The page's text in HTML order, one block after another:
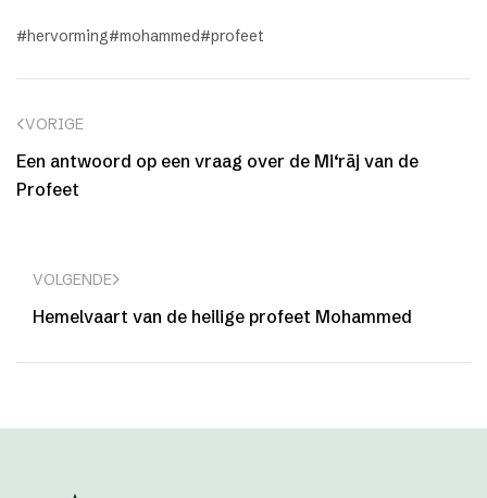
hervorming mohammed profeet
VORIGE
Een antwoord op een vraag over de Mi‘rāj van de
Profeet
VOLGENDE
Hemelvaart van de heilige profeet Mohammed